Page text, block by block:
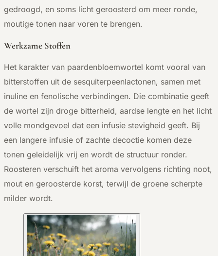
gedroogd, en soms licht geroosterd om meer ronde,
moutige tonen naar voren te brengen.
Werkzame Stoffen
Het karakter van paardenbloemwortel komt vooral van
bitterstoffen uit de sesquiterpeenlactonen, samen met
inuline en fenolische verbindingen. Die combinatie geeft
de wortel zijn droge bitterheid, aardse lengte en het licht
volle mondgevoel dat een infusie stevigheid geeft. Bij
een langere infusie of zachte decoctie komen deze
tonen geleidelijk vrij en wordt de structuur ronder.
Roosteren verschuift het aroma vervolgens richting noot,
mout en geroosterde korst, terwijl de groene scherpte
milder wordt.